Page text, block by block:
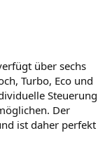
über sechs
Turbo, Eco und
Steuerung
Der
ist daher perfekt